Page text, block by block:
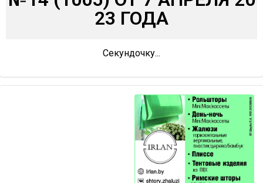
23 ГОДА
Секундочку...